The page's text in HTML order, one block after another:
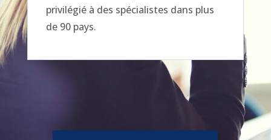
privilégié à des spécialistes dans plus
de 90 pays.